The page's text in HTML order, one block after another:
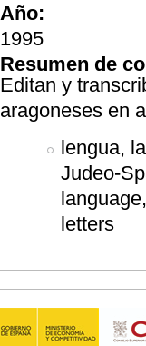
Año:
1995
Resumen de
Editan y
aragoneses en
lengua,
Judeo-
letters